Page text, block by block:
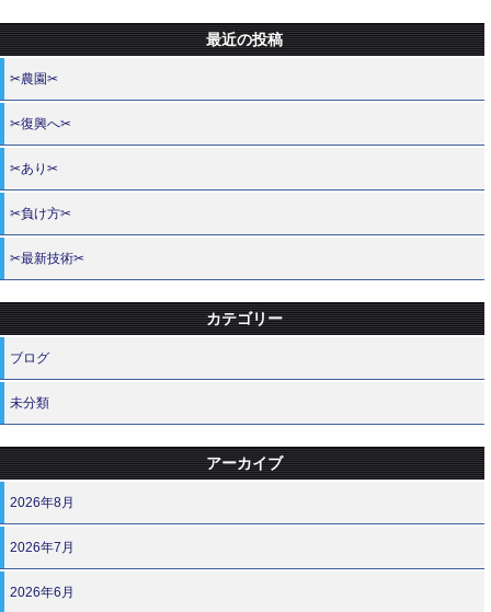
最近の投稿
✂農園✂
✂復興へ✂
✂あり✂
✂負け方✂
✂最新技術✂
カテゴリー
ブログ
未分類
アーカイブ
2026年8月
2026年7月
2026年6月